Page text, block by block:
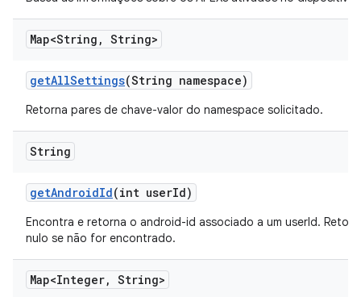
Map<String , String>
getAllSettings(String namespace)
Retorna pares de chave-valor do namespace solicitado.
String
getAndroidId(int userId)
Encontra e retorna o android-id associado a um userId.
nulo se não for encontrado.
Map<Integer, String>